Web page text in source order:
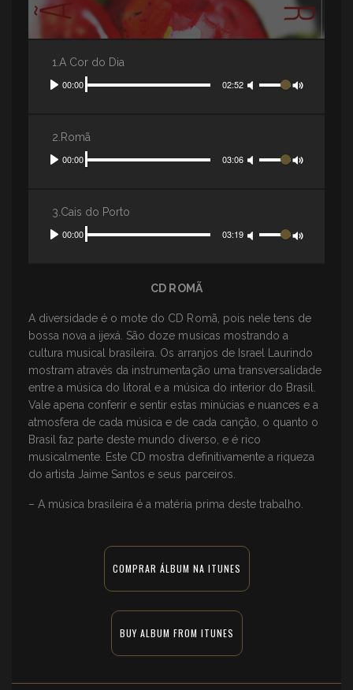
CD ROMÃ
A diversidade é o mote do CD Romã, pois nele tens de
bossa nova a ijexá. São doze musicas mostrando a
cultura musical brasileira. Os arranjos de Israel Laurindo
mostram através da instrumentação uma transversalidade
entre a música do litoral e a música do interior do Brasil.
Vale apena conferir e sentir estas minúcias e nuances e a
atmosfera de cada música e de cada canção, o quanto o
Brasil faz parte deste mundo diverso, e é rico
musicalmente. Este CD mostra definitivamente a riqueza
do artista Jaime Santos e seus parceiros.
– A música brasileira é a matéria prima deste trabalho.
COMPRAR ÁLBUM NA ITUNES
BUY ALBUM FROM ITUNES
1.A Cor do Dia
Seek
Current
00:00 Duration
02:52 Volume
2.Romã
Seek
Current
00:00 Duration
03:06 Volume
3.Cais do Porto
Seek
Current
00:00 Duration
03:19 Volume